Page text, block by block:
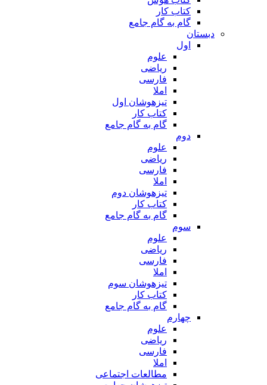
کتاب کار
گام به گام جامع
دبستان
اول
علوم
ریاضی
فارسی
املا
تیزهوشان اول
کتاب کار
گام به گام جامع
دوم
علوم
ریاضی
فارسی
املا
تیزهوشان دوم
کتاب کار
گام به گام جامع
سوم
علوم
ریاضی
فارسی
املا
تیزهوشان سوم
کتاب کار
گام به گام جامع
چهارم
علوم
ریاضی
فارسی
املا
مطالعات اجتماعی